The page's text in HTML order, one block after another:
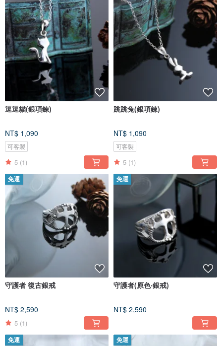
逗逗貓(銀項鍊)
NT$ 1,090
可客製
5 (1)
跳跳兔(銀項鍊)
NT$ 1,090
可客製
5 (1)
免運
守護者 復古銀戒
NT$ 2,590
5 (1)
免運
守護者(原色‧銀戒)
NT$ 2,590
免運 免運